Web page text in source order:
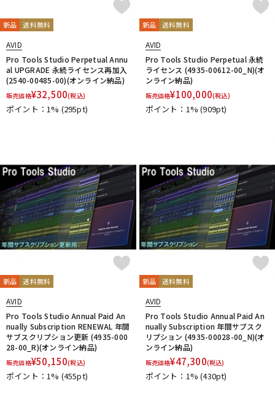
新品 送料無料
AVID
Pro Tools Studio Perpetual Annu
al UPGRADE 永続ライセンス再加入
(2540-00485-00)(オンライン納品)
販売価格¥32,500(税込)
ポイント：1% (295pt)
新品 送料無料
AVID
Pro Tools Studio Perpetual 永続
ライセンス (4935-00612-00_N)(オ
ンライン納品)
販売価格¥100,000(税込)
ポイント：1%(909pt)
新品 送料無料
AVID
Pro Tools Studio Annual Paid An
nually Subscription RENEWAL 年間
サブスクリプション更新 (4935-000
28-00_R)(オンライン納品)
販売価格¥50,150(税込)
ポイント：1% (455pt)
新品 送料無料
AVID
Pro Tools Studio Annual Paid An
nually Subscription 年間サブスク
リプション (4935-00028-00_N)(オ
ンライン納品)
販売価格¥47,300(税込)
ポイント：1%(430pt)